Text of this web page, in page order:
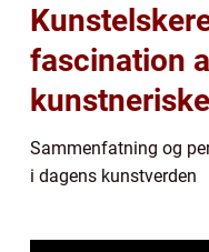
fascination
Sammenfatning og
i dagens kunstverden